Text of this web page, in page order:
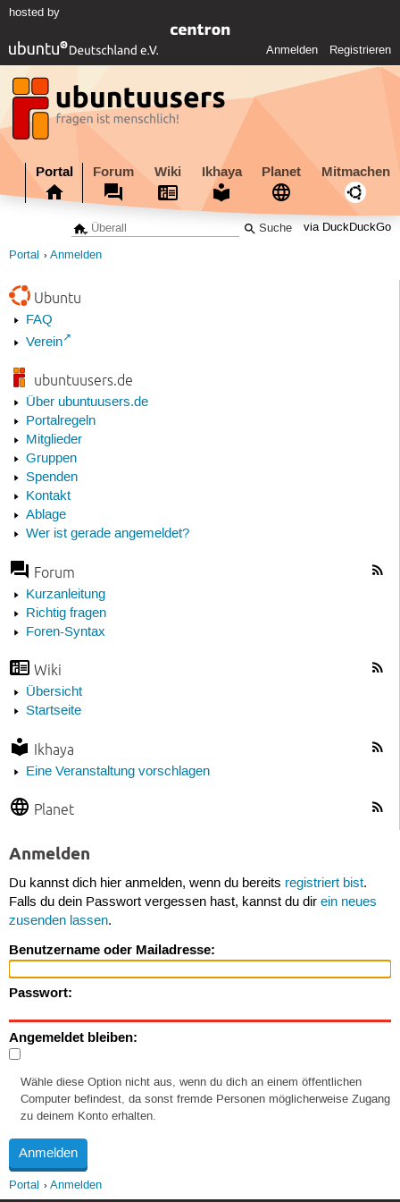
hosted by
Anmelden Registrieren
Portal Forum Wiki Ikhaya Planet Mitmachen
via DuckDuckGo
Portal Anmelden
Ubuntu
FAQ
Verein
ubuntuusers.de
Über ubuntuusers.de
Portalregeln
Mitglieder
Gruppen
Spenden
Kontakt
Ablage
Wer ist gerade angemeldet?
Forum
Kurzanleitung
Richtig fragen
Foren-Syntax
Wiki
Übersicht
Startseite
Ikhaya
Eine Veranstaltung vorschlagen
Planet
Anmelden
Du kannst dich hier anmelden, wenn du bereits registriert bist.
Falls du dein Passwort vergessen hast, kannst du dir ein neues
zusenden lassen.
Benutzername oder Mailadresse:
Passwort:
Angemeldet bleiben:
Wähle diese Option nicht aus, wenn du dich an einem öffentlichen
Computer befindest, da sonst fremde Personen möglicherweise Zugang
zu deinem Konto erhalten.
Portal Anmelden